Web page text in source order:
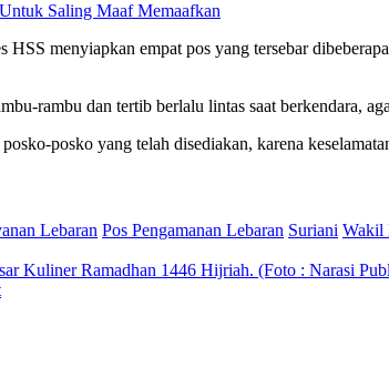
Saling Maaf Memaafkan
menyiapkan empat pos yang tersebar
rambu dan tertib berlalu lintas saat berkendara,
posko yang telah disediakan, karena
Lebaran Pos Pengamanan Lebaran Suriani Wakil